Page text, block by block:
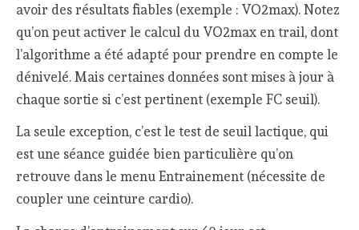
avoir des résultats fiables (exemple : VO2max). Notez
qu’on peut activer le calcul du VO2max en trail, dont
l’algorithme a été adapté pour prendre en compte le
dénivelé. Mais certaines données sont mises à jour à
chaque sortie si c’est pertinent (exemple FC seuil).
La seule exception, c’est le test de seuil lactique, qui
est une séance guidée bien particulière qu’on
retrouve dans le menu Entrainement (nécessite de
coupler une ceinture cardio).